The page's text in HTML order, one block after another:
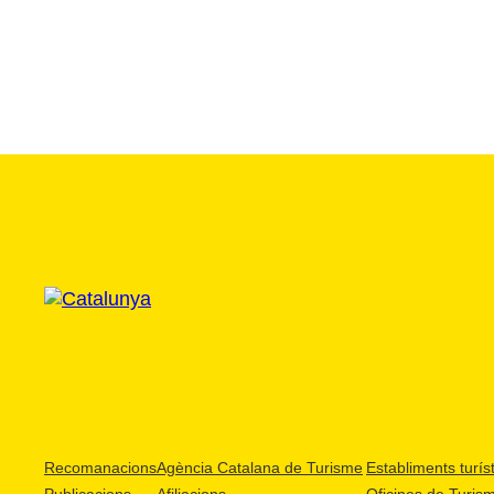
RecomanacionsAgència Catalana de Turisme Establiments